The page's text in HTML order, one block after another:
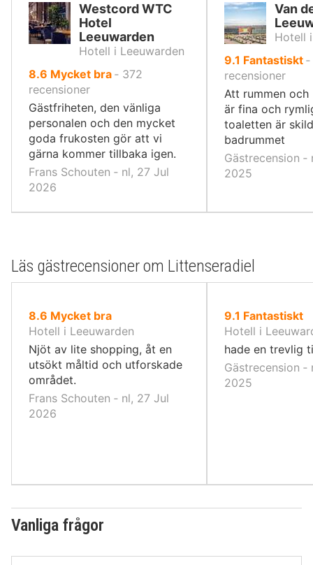
Westcord WTC
Hotel
Leeuwarden
Hotell i Leeuwarden
8.6 av
10,
Mycket bra ‐ 372
recensioner
Gästfriheten, den vänliga
personalen och den mycket
goda frukosten gör att vi
gärna kommer tillbaka igen.
Frans Schouten ‐ nl, 27 Jul
2026
Van
Hotell
9.1 av
10,
Fantastiskt ‐
recensioner
Att rummen och
är fina och
toaletten är
badrummet
Gästrecension ‐
2025
Läs gästrecensioner om Littenseradiel
8.6 av
10,
Mycket bra
Hotell i Leeuwarden
Njöt av lite shopping, åt en
utsökt måltid och utforskade
området.
Frans Schouten ‐ nl, 27 Jul
2026
9.1 av
10,
Fantastiskt
Hotell i
hade en trevlig
Gästrecension ‐
2025
Vanliga frågor